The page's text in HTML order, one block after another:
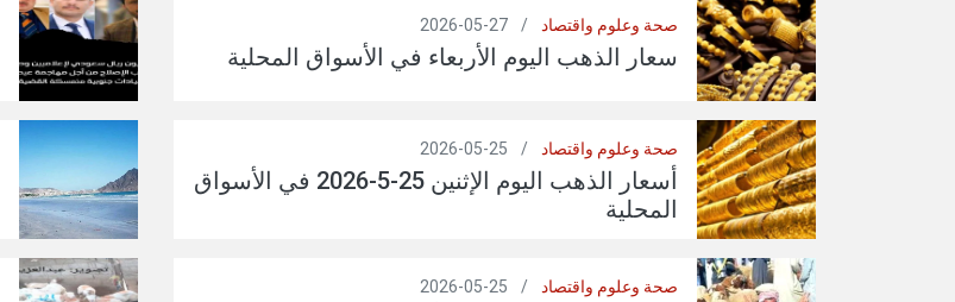
صحة وعلوم واقتصاد /
27-05-2026
سعار الذهب اليوم الأربعاء في الأسواق المحلية
صحة وعلوم واقتصاد /
25-05-2026
أسعار الذهب اليوم الإثنين 25-5-2026 في الأسواق
المحلية
صحة وعلوم واقتصاد /
25-05-2026